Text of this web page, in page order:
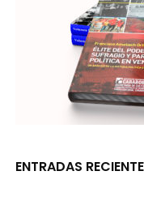
ENTRADAS